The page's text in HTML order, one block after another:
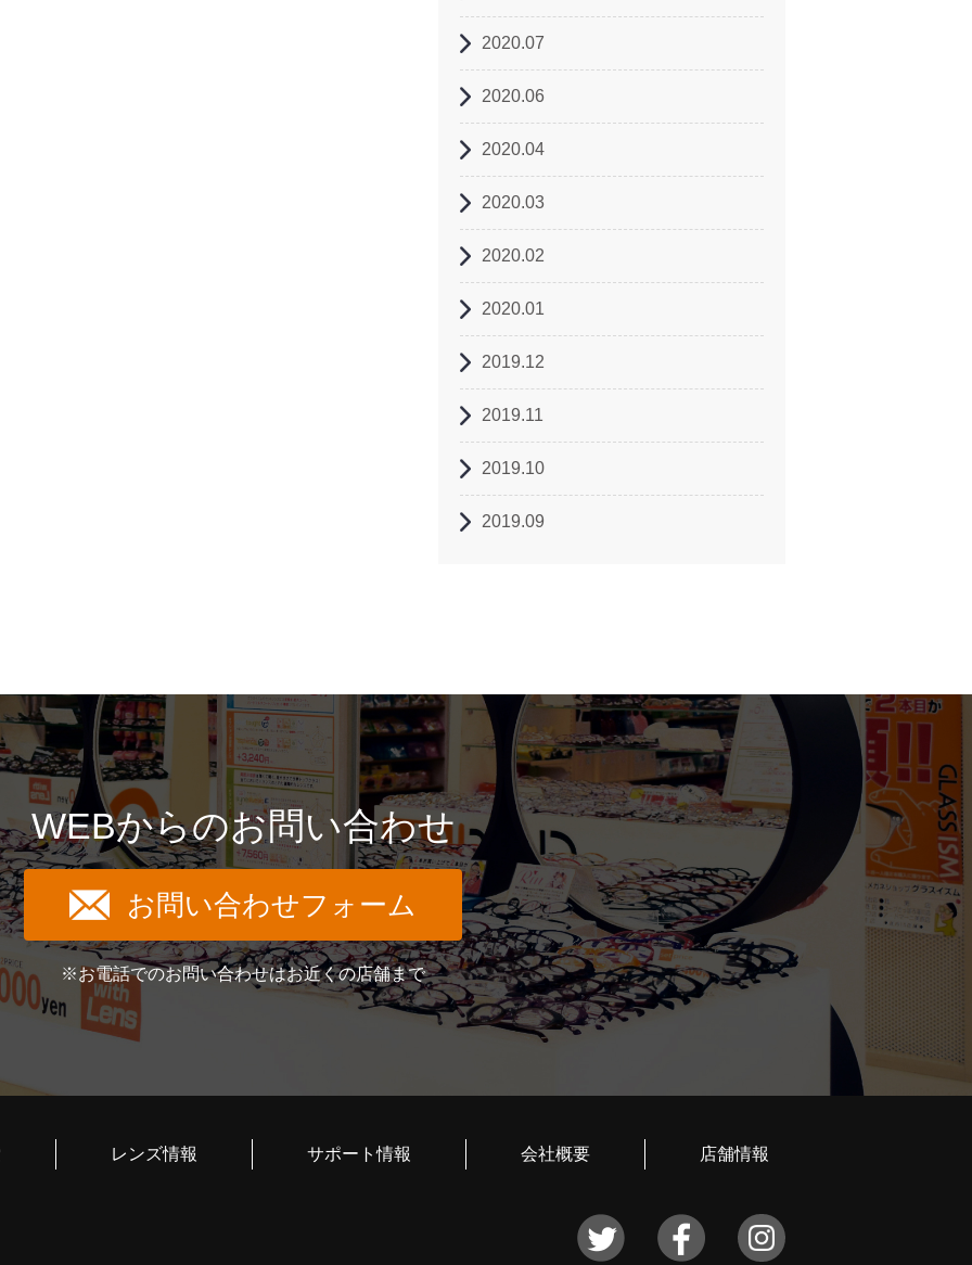
2020.07
2020.06
2020.04
2020.03
2020.02
2020.01
2019.12
2019.11
2019.10
2019.09
WEBからのお問い合わせ
お問い合わせフォーム
※お電話でのお問い合わせはお近くの店舗まで
レンズ情報 サポート情報 会社概要 店舗情報